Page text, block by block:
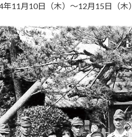
11月10日（木）～12月15日（木）